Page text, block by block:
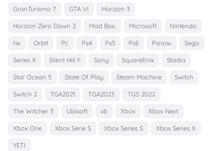
GranTurismo 7 GTA VI Horizon 3
Horizon Zero Dawn 2 Mad Box. Microsoft Nintendo
Nx Orbit Pc Ps4 Ps5 Ps6 Psnow Sega
Series X Silent Hill F Sony SquareEnix Stadia
Star Ocean 5 State Of Play Steam Machine Switch
Switch 2 TGA2021 TGA2023 TGS 2022
The Witcher 3 Ubisoft xb Xbox Xbox Next
Xbox One Xbox Serie S Xbox Series S Xbox Series X
YETI